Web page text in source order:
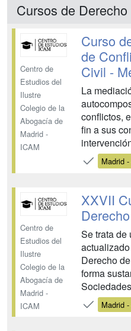
práctica
repu...
Cursos de Derecho
Centro de
Estudios del
Ilustre
Colegio de la
Abogacía de
Madrid -
ICAM
Curso
de
Civil -
La
conflictos,
fin a sus
especifica
requis...
Madrid
Centro de
Estudios del
Ilustre
Colegio de la
Abogacía de
Madrid -
ICAM
XXVII
Se trata de
Derecho
forma
Madrid